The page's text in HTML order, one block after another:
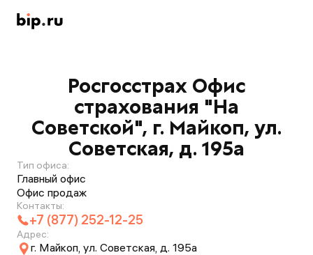
Росгосстрах Офис
страхования "На
Советской", г. Майкоп, ул.
Советская, д. 195а
Тип офиса:
Главный офис
Офис продаж
Контакты:
+7 (877) 252-12-25
Адрес:
г. Майкоп, ул. Советская, д. 195а